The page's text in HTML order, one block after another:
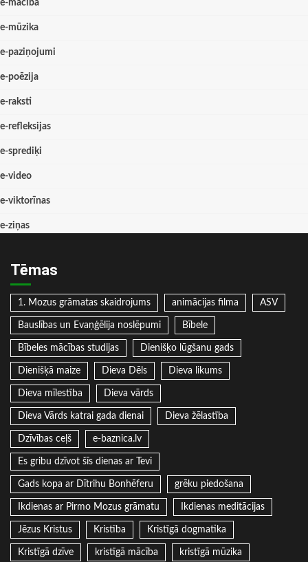
e-mācība
e-mūzika
e-paziņojumi
e-poēzija
e-raksti
e-refleksijas
e-sprediķi
e-video
e-viktorīnas
e-ziņas
Tēmas
1. Mozus grāmatas skaidrojums animācijas filma ASV
Bauslības un Evaņģēlija noslēpumi Bībele
Bībeles mācības studijas Dienišķo lūgšanu gads
Dienišķā maize Dieva Dēls Dieva likums
Dieva mīlestība Dieva vārds
Dieva Vārds katrai gada dienai Dieva žēlastība
Dzīvības ceļš e-baznica.lv
Es gribu dzīvot šīs dienas ar Tevi
Gads kopa ar Dītrihu Bonhēferu grēku piedošana
Ikdienas ar Pirmo Mozus grāmatu Ikdienas meditācijas
Jēzus Kristus Kristība Kristīgā dogmatika
Kristīgā dzīve kristīgā mācība kristīgā mūzika